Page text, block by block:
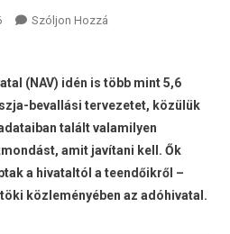
Szóljon HozzáA
300
Ezer
Adózónak
Küldött
(NAV) idén is több mint 5,6
bevallási tervezetet, közülük
talált valamilyen
amit javítani kell. Ők
a hivataltól a teendőikről –
közleményében az adóhivatal.